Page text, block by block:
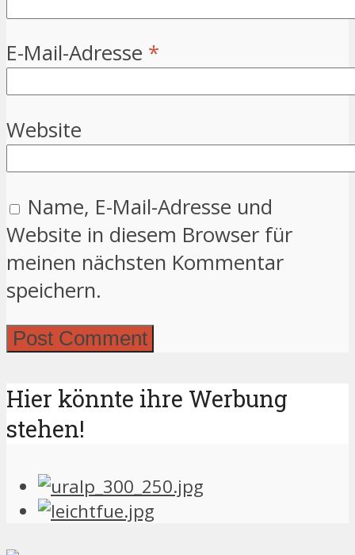
E-Mail-Adresse *
Website
Name, E-Mail-Adresse und
Website in diesem Browser für
meinen nächsten Kommentar
speichern.
Hier könnte ihre Werbung
stehen!